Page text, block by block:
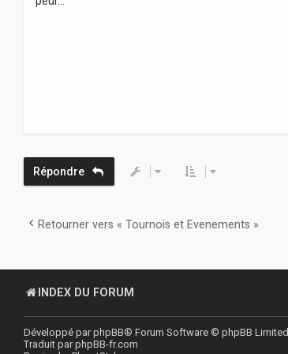
a
Répondre
Retourner vers « Tournois et Evenements »
INDEX DU FORUM
Développé parphpBB® Forum Software © phpBB Limited
Traduit parphpBB-fr.com